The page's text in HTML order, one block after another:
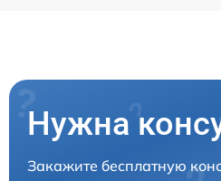
Нужна
Закажите бесплатную